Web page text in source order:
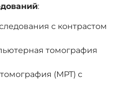
:
с контрастом
томография
(МРТ) с